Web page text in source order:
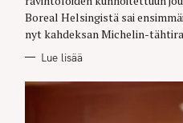
Boreal Helsingistä sai
nyt kahdeksan Michelin-
Lue lisää